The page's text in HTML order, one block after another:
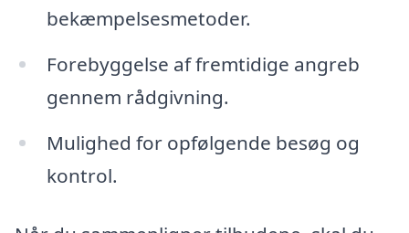
bekæmpelsesmetoder.
Forebyggelse af fremtidige angreb
gennem rådgivning.
Mulighed for opfølgende besøg og
kontrol.